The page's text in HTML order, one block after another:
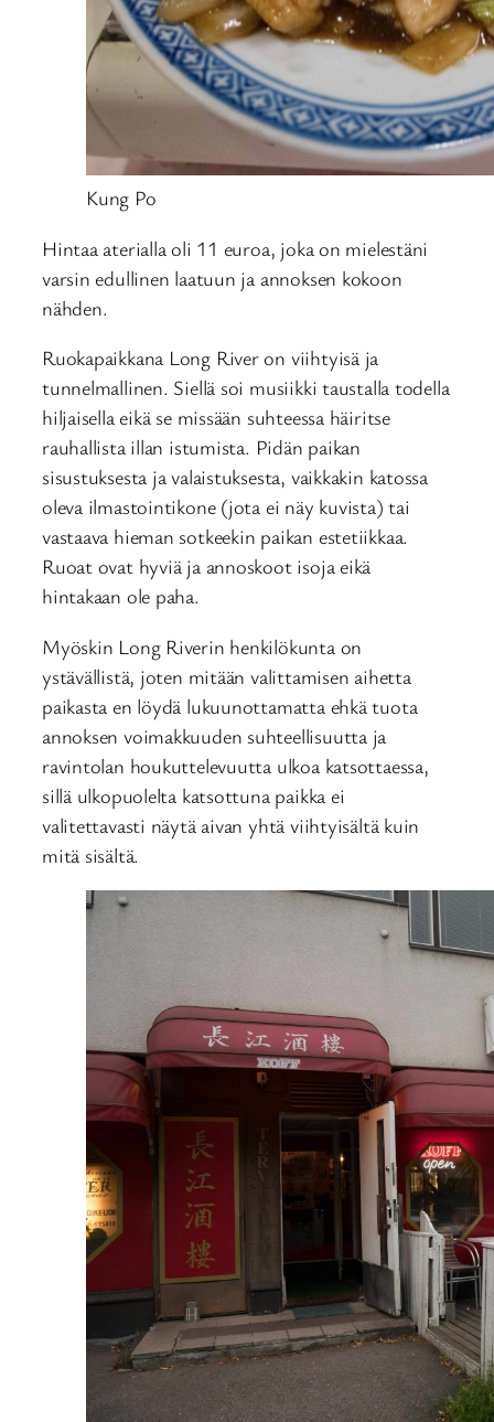
Kung Po
Hintaa aterialla oli 11 euroa, joka on mielestäni
varsin edullinen laatuun ja annoksen kokoon
nähden.
Ruokapaikkana Long River on viihtyisä ja
tunnelmallinen. Siellä soi musiikki taustalla todella
hiljaisella eikä se missään suhteessa häiritse
rauhallista illan istumista. Pidän paikan
sisustuksesta ja valaistuksesta, vaikkakin katossa
oleva ilmastointikone (jota ei näy kuvista) tai
vastaava hieman sotkeekin paikan estetiikkaa.
Ruoat ovat hyviä ja annoskoot isoja eikä
hintakaan ole paha.
Myöskin Long Riverin henkilökunta on
ystävällistä, joten mitään valittamisen aihetta
paikasta en löydä lukuunottamatta ehkä tuota
annoksen voimakkuuden suhteellisuutta ja
ravintolan houkuttelevuutta ulkoa katsottaessa,
sillä ulkopuolelta katsottuna paikka ei
valitettavasti näytä aivan yhtä viihtyisältä kuin
mitä sisältä.